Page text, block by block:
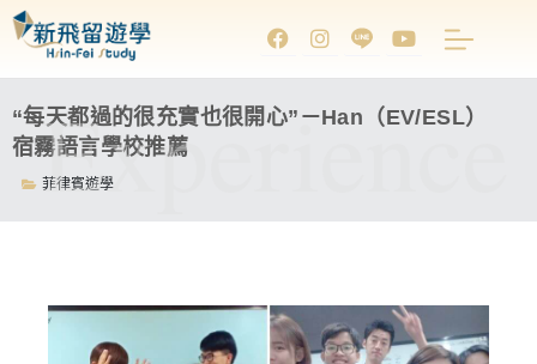
“每天都過的很充實也很開心”－Han（EV/ESL）
宿霧語言學校推薦
菲律賓遊學
Experience